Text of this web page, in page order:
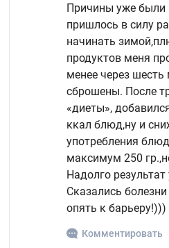
Причины уже
пришлось в силу
начинать
продуктов меня
менее через
сброшены. После
«диеты»,
ккал блюд,ну и
употребления
максимум 250
Надолго
Сказались
опять к барьеру!)))
Комментировать